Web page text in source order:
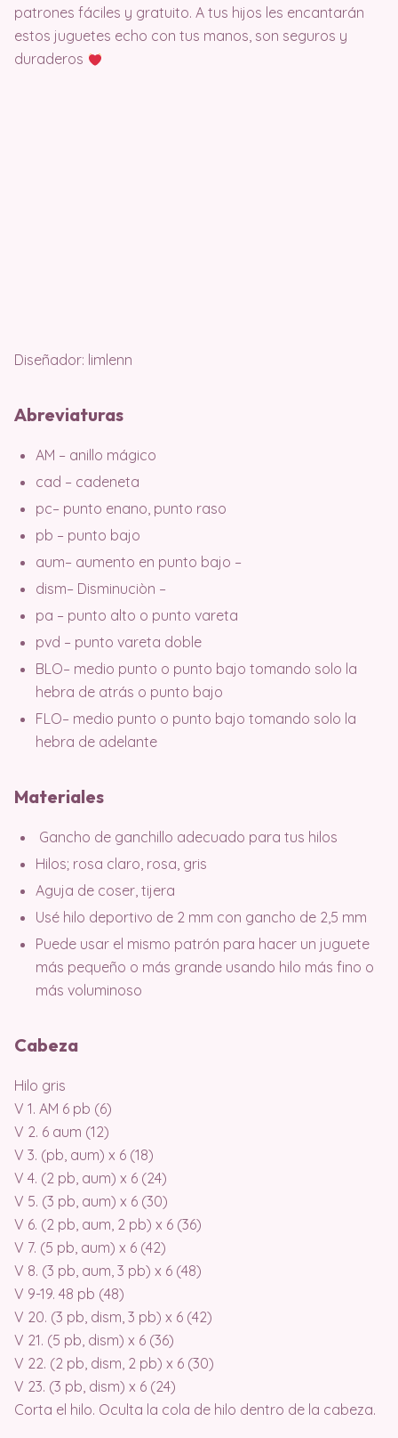
patrones fáciles y gratuito. A tus hijos les encantarán
estos juguetes echo con tus manos, son seguros y
duraderos
Diseñador: limlenn
Abreviaturas
AM – anillo mágico
cad – cadeneta
pc– punto enano, punto raso
pb – punto bajo
aum– aumento en punto bajo –
dism– Disminuciòn –
pa – punto alto o punto vareta
pvd – punto vareta doble
BLO– medio punto o punto bajo tomando solo la
hebra de atrás o punto bajo
FLO– medio punto o punto bajo tomando solo la
hebra de adelante
Materiales
Gancho de ganchillo adecuado para tus hilos
Hilos; rosa claro, rosa, gris
Aguja de coser, tijera
Usé hilo deportivo de 2 mm con gancho de 2,5 mm
Puede usar el mismo patrón para hacer un juguete
más pequeño o más grande usando hilo más fino o
más voluminoso
Cabeza
Hilo gris
V 1. AM 6 pb (6)
V 2. 6 aum (12)
V 3. (pb, aum) x 6 (18)
V 4. (2 pb, aum) x 6 (24)
V 5. (3 pb, aum) x 6 (30)
V 6. (2 pb, aum, 2 pb) x 6 (36)
V 7. (5 pb, aum) x 6 (42)
V 8. (3 pb, aum, 3 pb) x 6 (48)
V 9-19. 48 pb (48)
V 20. (3 pb, dism, 3 pb) x 6 (42)
V 21. (5 pb, dism) x 6 (36)
V 22. (2 pb, dism, 2 pb) x 6 (30)
V 23. (3 pb, dism) x 6 (24)
Corta el hilo. Oculta la cola de hilo dentro de la cabeza.